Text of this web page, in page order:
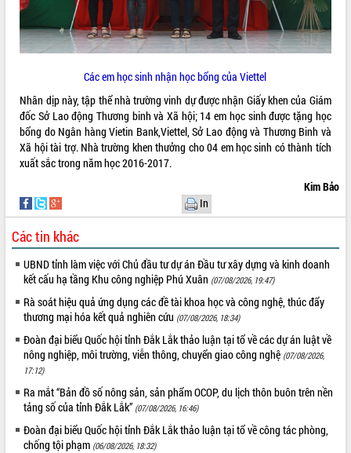
Ngành cá ngừ Đắk Lắk chủ động thích
ứng để giữ vững thị trường xuất khẩu
Diễn đàn Kinh tế tư nhân Việt Nam đột
Đề án 06 tạo bước ngoặt đột phá trong
cải cách hành chính tỉnh Đắk Lắk
Kết nối tour, đẩy mạnh chuyển đổi số
để phát triển du lịch Đắk Lắk
Khởi động Dự án Đầu tư xây dựng hạ
tầng kỹ thuật Cụm công nghiệp Tân
Gặp mặt các cơ quan báo chí nhân Kỷ
niệm 101 năm Ngày Báo chí Cách
mạng Việt Nam
Đắk Lắk sơ kết 4 năm triển khai thực
hiện Đề án 06 của Chính phủ
Họp báo thông tin về Hội nghị Công bố
Quy hoạch và Xúc tiến đầu tư tỉnh Đắk
Lắk
Khơi thông điểm nghẽn, đẩy nhanh
giải ngân vốn khắc phục thiên tai
HĐND tỉnh thông qua điều chỉnh Quy
hoạch tỉnh thời kỳ 2021-2030
Hội thảo góp ý hồ sơ điều chỉnh quy
hoạch tỉnh Đắk Lắk thời kỳ 2021-2030,
tầm nhìn đến năm 2050
Các em học sinh nhận học bổng của Viettel
Nhân dịp này, tập thể nhà trường vinh dự được nhận Giấy khen của Giám
đốc Sở Lao động Thương binh và Xã hội; 14 em học sinh được tặng học
bổng do Ngân hàng Vietin Bank,Viettel, Sở Lao động và Thương Binh và
Xã hội tài trợ. Nhà trường khen thưởng cho 04 em học sinh có thành tích
xuất sắc trong năm học 2016-2017.
Kim Bảo
In
Các tin khác
UBND tỉnh làm việc với Chủ đầu tư dự án Đầu tư xây dựng và kinh doanh
kết cấu hạ tầng Khu công nghiệp Phú Xuân (07/08/2026, 19:47)
Rà soát hiệu quả ứng dụng các đề tài khoa học và công nghệ, thúc đẩy
thương mại hóa kết quả nghiên cứu (07/08/2026, 18:34)
Đoàn đại biểu Quốc hội tỉnh Đắk Lắk thảo luận tại tổ về các dự án luật về
nông nghiệp, môi trường, viễn thông, chuyển giao công nghệ (07/08/2026,
17:12)
Ra mắt “Bản đồ số nông sản, sản phẩm OCOP, du lịch thôn buôn trên nền
tảng số của tỉnh Đắk Lắk” (07/08/2026, 16:46)
Đoàn đại biểu Quốc hội tỉnh Đắk Lắk thảo luận tại tổ về công tác phòng,
chống tội phạm (06/08/2026, 18:32)